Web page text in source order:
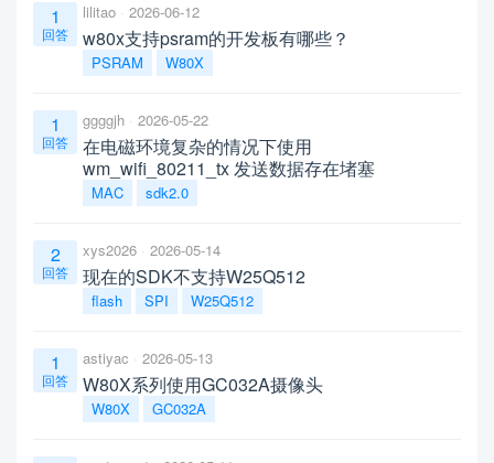
1
回答
lilitao 2026-06-12
w80x支持psram的开发板有哪些？
PSRAM W80X
1
回答
ggggjh 2026-05-22
在电磁环境复杂的情况下使用
wm_wifi_80211_tx 发送数据存在堵塞
MAC sdk2.0
2
回答
xys2026 2026-05-14
现在的SDK不支持W25Q512
flash SPI W25Q512
1
回答
astiyac 2026-05-13
W80X系列使用GC032A摄像头
W80X GC032A